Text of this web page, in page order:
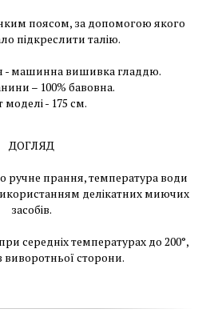
поясом, за допомогою якого
підкреслити талію.
- машинна вишивка гладдю.
– 100% бавовна.
моделі - 175 см.
ДОГЛЯД
ручне прання, температура води
делікатних миючих
засобів.
середніх температурах до 200°,
сторони.